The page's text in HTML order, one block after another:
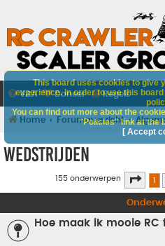
V&A Doneer Regels
Home Forumoverzicht
Wedstrijden
155 onderwerpen 1
Hoe maak ik mooie RC
This board uses cookies to give
experience. In order to use this
You can find out more about the
"Policies" link at the
[ Accept